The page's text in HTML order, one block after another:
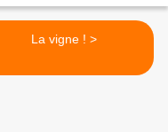
La vigne ! >